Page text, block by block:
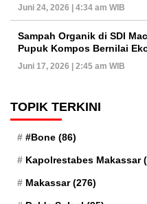
Juni 24, 2026 | 4:34 am WIB
Sampah Organik di SDI
Pupuk Kompos Bernilai
Juni 17, 2026 | 2:45 am WIB
TOPIK TERKINI
#Bone (86)
Kapolrestabes Makassar
Makassar(276)